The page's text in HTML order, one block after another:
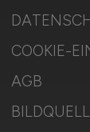
COOKIE-
AGB